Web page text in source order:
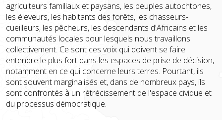
agriculteurs familiaux et paysans, les peuples autochtones,
les éleveurs, les habitants des forêts, les chasseurs-
cueilleurs, les pêcheurs, les descendants d'Africains et les
communautés locales pour lesquels nous travaillons
collectivement. Ce sont ces voix qui doivent se faire
entendre le plus fort dans les espaces de prise de décision,
notamment en ce qui concerne leurs terres. Pourtant, ils
sont souvent marginalisés et, dans de nombreux pays, ils
sont confrontés à un rétrécissement de l'espace civique et
du processus démocratique.